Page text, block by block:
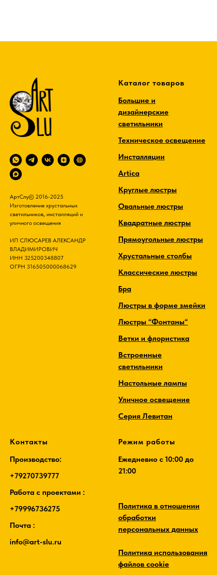
АртСлу© 2016-2025
Изготовление хрустальных
светильников, инсталляций и
уличного освещения
ИП СЛЮСАРЕВ АЛЕКСАНДР
ВЛАДИМИРОВИЧ
ИНН 325200348807
ОГРН 316505000068629
Каталог товаров
Большие и
дизайнерские
светильники
Техническое освещение
Инсталляции
Artica
Круглые люстры
Овальные люстры
Квадратные люстры
Прямоугольные люстры
Хрустальные столбы
Классические люстры
Бра
Люстры в форме змейки
Люстры “Фонтаны“
Ветки и флористика
Встроенные
светильники
Настольные лампы
Уличное освещение
Серия Левитан
Контакты
Производство:
+79270739777
Работа с проектами :
+79996736275
Почта :
info@art-slu.ru
Режим работы
Ежедневно c 10:00 до
21:00
Политика в отношении
обработки
персональных данных
Политика использования
файлов cookie